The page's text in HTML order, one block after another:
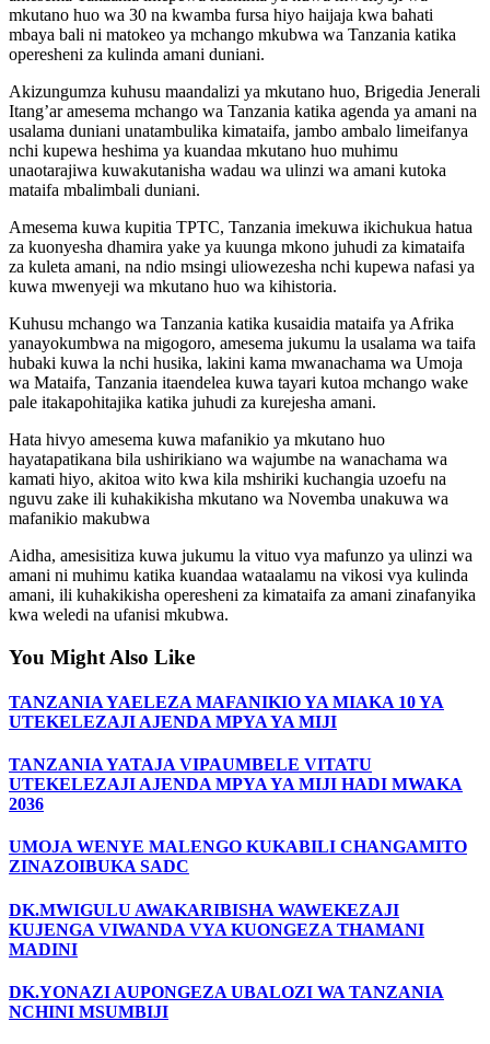
mkutano huo wa 30 na kwamba fursa hiyo haijaja kwa bahati
mbaya bali ni matokeo ya mchango mkubwa wa Tanzania katika
operesheni za kulinda amani duniani.
Akizungumza kuhusu maandalizi ya mkutano huo, Brigedia Jenerali
Itang’ar amesema mchango wa Tanzania katika agenda ya amani na
usalama duniani unatambulika kimataifa, jambo ambalo limeifanya
nchi kupewa heshima ya kuandaa mkutano huo muhimu
unaotarajiwa kuwakutanisha wadau wa ulinzi wa amani kutoka
mataifa mbalimbali duniani.
Amesema kuwa kupitia TPTC, Tanzania imekuwa ikichukua hatua
za kuonyesha dhamira yake ya kuunga mkono juhudi za kimataifa
za kuleta amani, na ndio msingi uliowezesha nchi kupewa nafasi ya
kuwa mwenyeji wa mkutano huo wa kihistoria.
Kuhusu mchango wa Tanzania katika kusaidia mataifa ya Afrika
yanayokumbwa na migogoro, amesema jukumu la usalama wa taifa
hubaki kuwa la nchi husika, lakini kama mwanachama wa Umoja
wa Mataifa, Tanzania itaendelea kuwa tayari kutoa mchango wake
pale itakapohitajika katika juhudi za kurejesha amani.
Hata hivyo amesema kuwa mafanikio ya mkutano huo
hayatapatikana bila ushirikiano wa wajumbe na wanachama wa
kamati hiyo, akitoa wito kwa kila mshiriki kuchangia uzoefu na
nguvu zake ili kuhakikisha mkutano wa Novemba unakuwa wa
mafanikio makubwa
Aidha, amesisitiza kuwa jukumu la vituo vya mafunzo ya ulinzi wa
amani ni muhimu katika kuandaa wataalamu na vikosi vya kulinda
amani, ili kuhakikisha operesheni za kimataifa za amani zinafanyika
kwa weledi na ufanisi mkubwa.
You Might Also Like
TANZANIA YAELEZA MAFANIKIO YA MIAKA 10 YA
UTEKELEZAJI AJENDA MPYA YA MIJI
TANZANIA YATAJA VIPAUMBELE VITATU
UTEKELEZAJI AJENDA MPYA YA MIJI HADI MWAKA
2036
UMOJA WENYE MALENGO KUKABILI CHANGAMITO
ZINAZOIBUKA SADC
DK.MWIGULU AWAKARIBISHA WAWEKEZAJI
KUJENGA VIWANDA VYA KUONGEZA THAMANI
MADINI
DK.YONAZI AUPONGEZA UBALOZI WA TANZANIA
NCHINI MSUMBIJI